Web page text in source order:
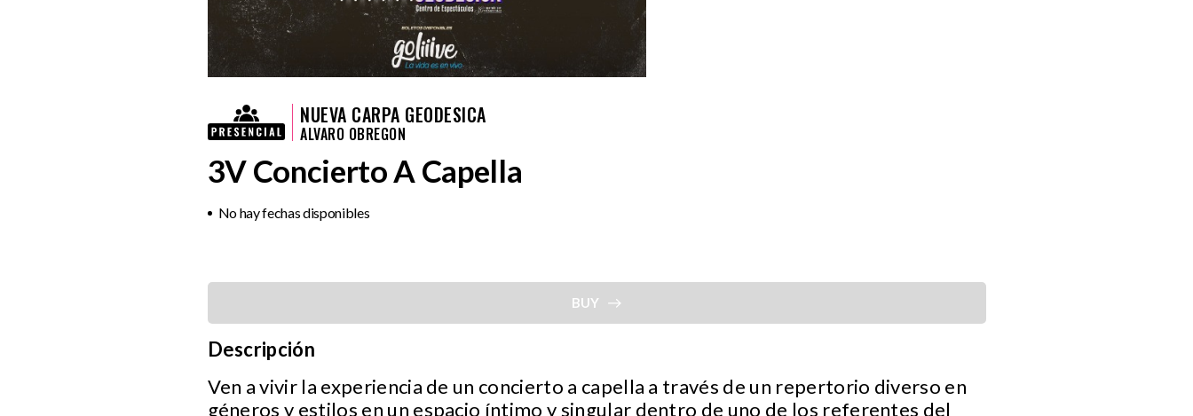
NUEVA CARPA GEODESICA
ALVARO OBREGON
3V Concierto A Capella
No hay fechas disponibles
BUY
Descripción
Ven a vivir la experiencia de un concierto a capella a través de un repertorio diverso en
géneros y estilos en un espacio íntimo y singular dentro de uno de los referentes del